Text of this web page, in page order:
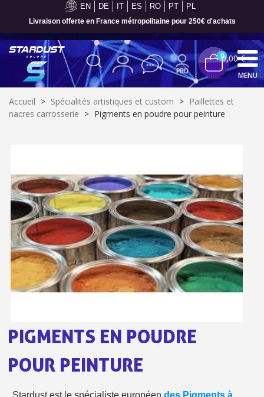
EN DE IT ES RO PT PL
Livraison offerte en France métropolitaine pour 250€ d'achats
Inscription à la newsletter : 5€ de réduction
Livraison sous 24 h en France Métropolitaine
Livraison offerte en France métropolitaine pour 250€ d'achats
Partagez vos créations et obtenez des bons d'achat
Gagnez des points de fidélité à chaque commande
00,00 €
MENU
Accueil > Spécialités artistiques et custom > Paillettes et
nacres carrosserie > Pigments en poudre pour peinture
PIGMENTS EN POUDRE
POUR PEINTURE
Stardust est le spécialiste européen des Pigments à